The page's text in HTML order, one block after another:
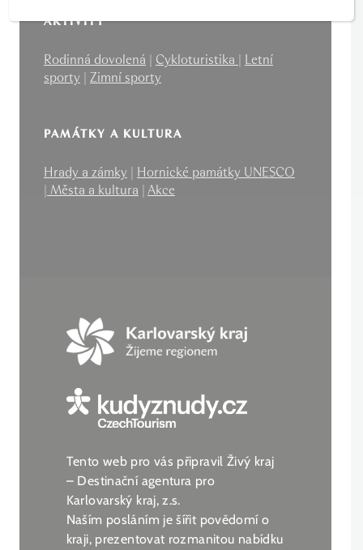
AKTIVITY
Rodinná dovolená Cykloturistika
Letní
sporty
Zimní sporty
PAMÁTKY A KULTURA
Hrady a zámky
Hornické památky UNESCO
Města a kultura Akce
Tento web pro vás připravil Živý kraj
– Destinační agentura pro
Karlovarský kraj, z.s.
Naším posláním je šířit povědomí o
kraji, prezentovat rozmanitou nabídku